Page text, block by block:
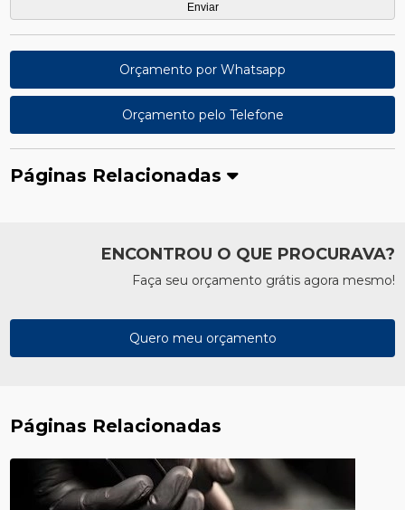
Orçamento por Whatsapp
Orçamento pelo Telefone
Páginas Relacionadas
ENCONTROU O QUE PROCURAVA?
Faça seu orçamento grátis agora mesmo!
Quero meu orçamento
Páginas Relacionadas